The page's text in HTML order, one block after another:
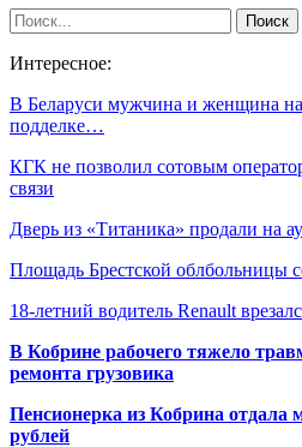
Интересное:
В Беларуси мужчина и женщина
подделке…
КГК не позволил сотовым
связи
Дверь из «Титаника» продали на
Площадь Брестской облбольницы
18-летний водитель Renault
В Кобрине рабочего тяжело
ремонта грузовика
Пенсионерка из Кобрина
рублей